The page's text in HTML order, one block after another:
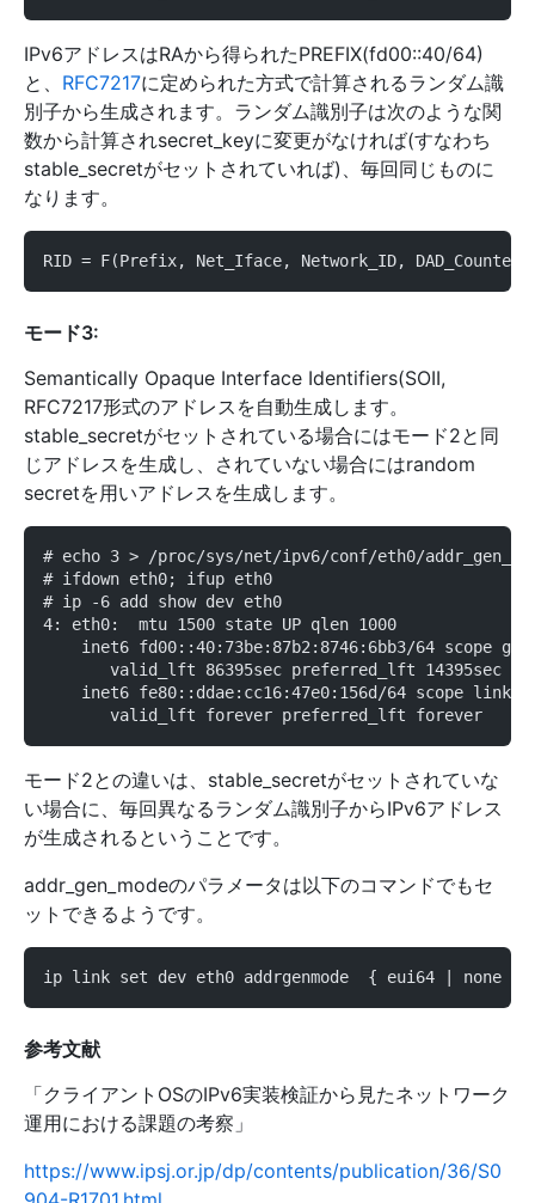
IPv6アドレスはRAから得られたPREFIX(fd00::40/64)
と、 RFC7217に定められた方式で計算されるランダム識
別子から生成されます。ランダム識別子は次のような関
数から計算されsecret_keyに変更がなければ(すなわち
stable_secretがセットされていれば)、毎回同じものに
なります。
RID = F(Prefix, Net_Iface, Network_ID,
モード3:
Semantically Opaque Interface Identifiers(SOII,
RFC7217形式のアドレスを自動生成します。
stable_secretがセットされている場合にはモード2と同
じアドレスを生成し、されていない場合にはrandom
secretを用いアドレスを生成します。
# echo 3 > /proc/sys/net/ipv6/conf/eth0/
# ifdown eth0; ifup eth0
# ip -6 add show dev eth0
4: eth0:  mtu 1500 state UP qlen 1000
inet6 fd00::40:73be:87b2:8746:6bb3/64 scope
       valid_lft 86395sec preferred_lft 14395sec
inet6 fe80::ddae:cc16:47e0:156d/64 scope link
       valid_lft forever preferred_lft forever
モード2との違いは、stable_secretがセットされていな
い場合に、毎回異なるランダム識別子からIPv6アドレス
が生成されるということです。
addr_gen_modeのパラメータは以下のコマンドでもセ
ットできるようです。
ip link set dev eth0 addrgenmode  { eui64 | none |
参考文献
「クライアントOSのIPv6実装検証から見たネットワーク
運用における課題の考察」
https://www.ipsj.or.jp/dp/contents/publication/36/S0